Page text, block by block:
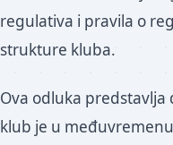
regulativa i pravila o
strukture kluba.
Ova odluka predstavlja
klub je u